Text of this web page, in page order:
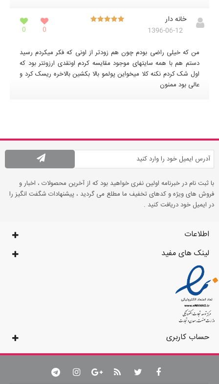
خانه دار
1396-06-12
0
0
من که خیلی راضی بودم چون هم زودتر از اونی که فکر میکردم رسید
دستم هم با همه سایتهای موجود مقایسه کردم اونقدی ارزونتر بود که
اول شک کردم نکنه کلا میخواین پولمو بالا بکشین بالاخره ریسک کرد و
عالی بود ممنون
با ثبت نام در خبرنامه اولین نفری خواهید بود که از آخرین محصولات ، اخبار و
فروش های ویژه و کدهای تخفیف ما مطلع می گردید ، پیشنهادات شگفت انگیز را
در ایمیل خود دریافت کنید .
اطلاعات
لینک های مفید
حساب کاربری